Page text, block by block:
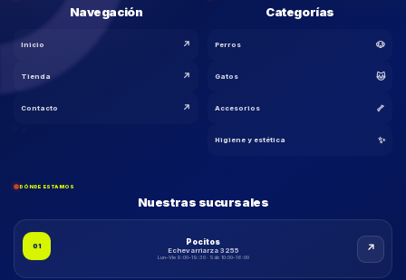
Navegación
Inicio ↗
Tienda ↗
Contacto ↗
Categorías
Perros 🐶
Gatos 🐱
Accesorios 🦴
Higiene y estética ✨
DÓNDE ESTAMOS
Nuestras sucursales
01
Pocitos
Echevarriarza 3255
Lun–Vie 9:00–19:30 · Sáb 10:00–16:00
↗